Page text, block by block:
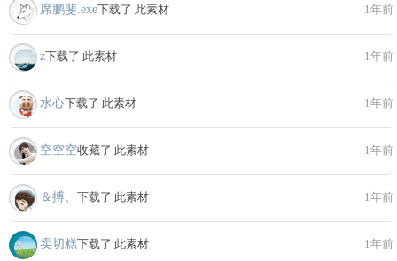
席鹏斐.exe下载了 此素材 1年前
z下载了 此素材 1年前
水心下载了 此素材 1年前
空空空收藏了 此素材 1年前
＆搏、 下载了 此素材 1年前
卖切糕下载了 此素材 1年前